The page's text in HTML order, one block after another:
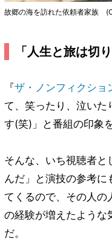
故郷の海を訪れた依頼者家族
「人生と旅は切
『ザ・ノンフィクショ
て、笑ったり、泣いた
す(笑)」と番組の印象
そんな、いち視聴者と
んだ」と演技の参考に
てくるので、その人の
の経験が増えたような
だ。